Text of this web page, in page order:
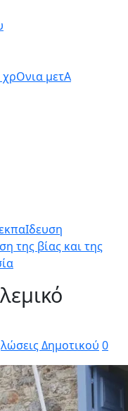
μετΑ
της βίας και της
Δημοτικού 0